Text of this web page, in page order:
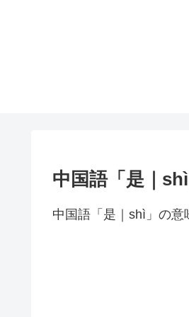
中国語「是｜
中国語「是｜shì」の意